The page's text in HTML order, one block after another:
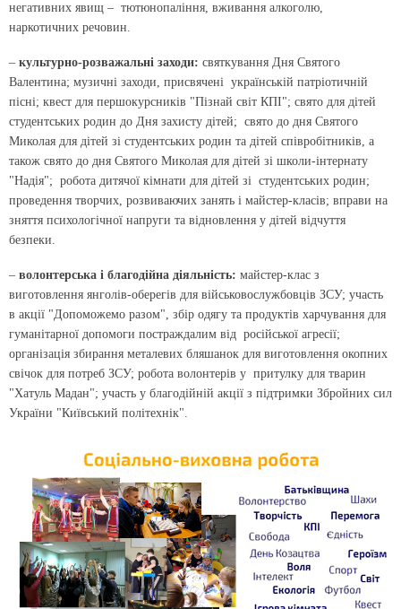
негативних явищ – тютюнопаління, вживання алкоголю,
наркотичних речовин.
– культурно-розважальні заходи: святкування Дня Святого
Валентина; музичні заходи, присвячені українській патріотичній
пісні; квест для першокурсників "Пізнай світ КПІ"; свято для дітей
студентських родин до Дня захисту дітей; свято до дня Святого
Миколая для дітей зі студентських родин та дітей співробітників, а
також свято до дня Святого Миколая для дітей зі школи-інтернату
"Надія"; робота дитячої кімнати для дітей зі студентських родин;
проведення творчих, розвиваючих занять і майстер-класів; вправи на
зняття психологічної напруги та відновлення у дітей відчуття
безпеки.
– волонтерська і благодійна діяльність: майстер-клас з
виготовлення янголів-оберегів для військовослужбовців ЗСУ; участь
в акції "Допоможемо разом", збір одягу та продуктів харчування для
гуманітарної допомоги постраждалим від російської агресії;
організація збирання металевих бляшанок для виготовлення окопних
свічок для потреб ЗСУ; робота волонтерів у притулку для тварин
"Хатуль Мадан"; участь у благодійній акції з підтримки Збройних сил
України "Київський політехнік".